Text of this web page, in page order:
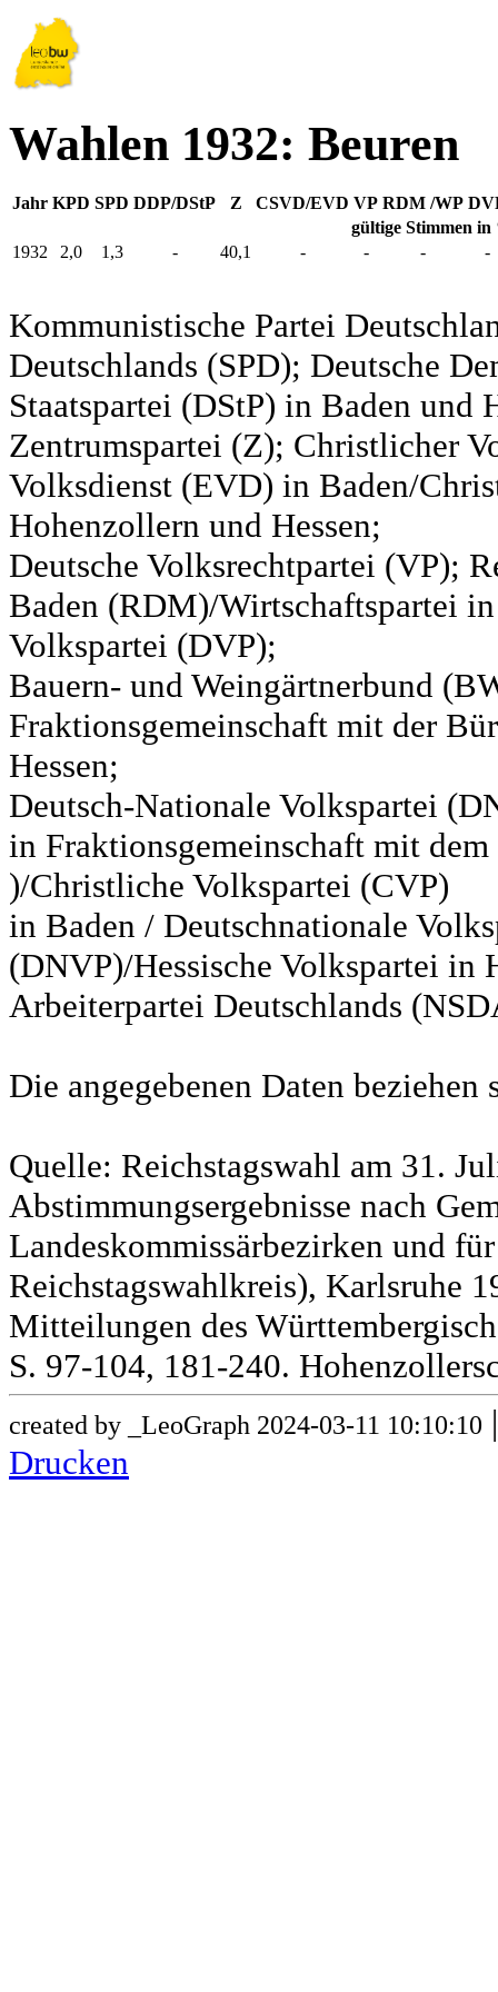
Wahlen 1932: Beuren
Jahr KPD SPD DDP/DStP Z CSVD/EVD VP RDM /WP
gültige Stimmen in
1932
2,0 1,3 - 40,1 - - - -
Kommunistische Partei
Deutschlands (SPD); Deutsche
Staatspartei (DStP) in Baden und
Zentrumspartei (Z); Christlicher
Volksdienst (EVD) in Baden/
Hohenzollern und Hessen;
Deutsche Volksrechtpartei (VP);
Baden (RDM)/Wirtschaftspartei
Volkspartei (DVP);
Bauern- und Weingärtnerbund
Fraktionsgemeinschaft mit der
Hessen;
Deutsch-Nationale Volkspartei
in Fraktionsgemeinschaft mit
)/Christliche Volkspartei (CVP)
in Baden / Deutschnationale
(DNVP)/Hessische Volkspartei in
Arbeiterpartei Deutschlands
Die angegebenen Daten
Quelle: Reichstagswahl am 31.
Abstimmungsergebnisse nach
Landeskommissärbezirken und
Reichstagswahlkreis), Karlsruhe
Mitteilungen des
S. 97-104, 181-240.
created by _LeoGraph 2024-03-11 10:10:10
Drucken